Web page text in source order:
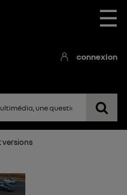
☰
connexion
versions